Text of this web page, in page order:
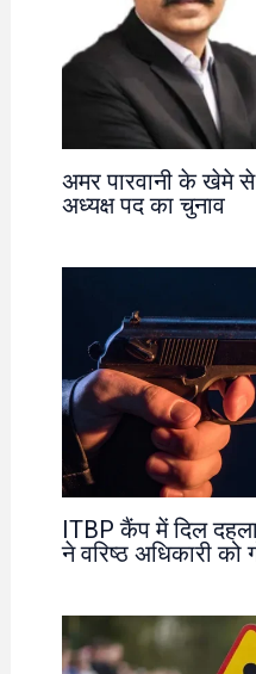
अमर पारवानी के खेमे
अध्यक्ष पद का चुनाव
ITBP कैंप में दिल दहला
ने वरिष्ठ अधिकारी को